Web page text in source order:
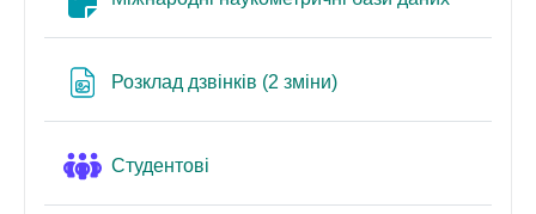
Розклад дзвінків (2 зміни)
Студентові